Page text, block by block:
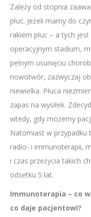
Zależy od stopnia
płuc. Jeżeli mamy do
rakiem płuc – a tych
operacyjnym stadium,
pełnym usunięciu
nowotwór, zazwyczaj
niewielka. Płuca
zapas na wysiłek.
wtedy, gdy możemy
Natomiast w przypadku
radio- i immunoterapii,
i czas przeżycia takich
odsetku 5 lat.
Immunoterapia – co
co daje pacjentowi?